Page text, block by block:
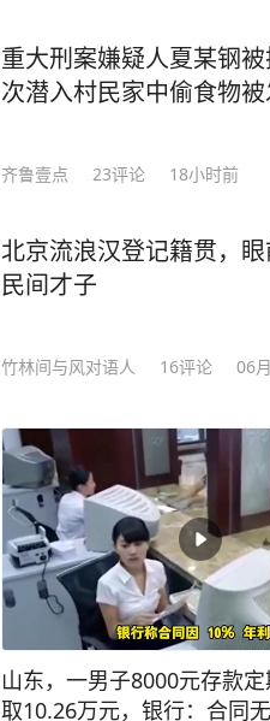
重大刑案嫌疑人夏某钢
次潜入村民家中偷食物
齐鲁壹点 23评论 18小时前
北京流浪汉登记籍贯，
民间才子
竹林间与风对语人 16评论 06
山东，一男子8000元存款
取10.26万元，银行：合同